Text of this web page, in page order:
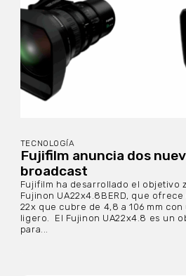
TECNOLOGÍA
Fujifilm anuncia dos
broadcast
Fujifilm ha desarrollado el objetivo
Fujinon UA22x4.8BERD, que
22x que cubre de 4,8 a 106 mm
ligero. El Fujinon UA22x4.8 es un
para...